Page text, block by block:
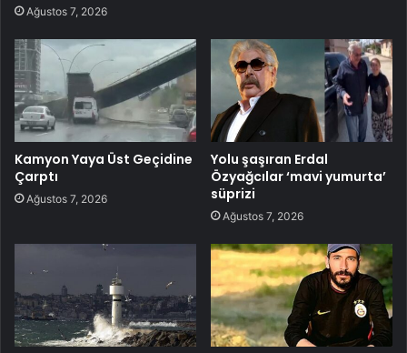
Ağustos 7, 2026
Kamyon Yaya Üst Geçidine
Çarptı
Ağustos 7, 2026
Yolu şaşıran Erdal
Özyağcılar ‘mavi yumurta’
süprizi
Ağustos 7, 2026